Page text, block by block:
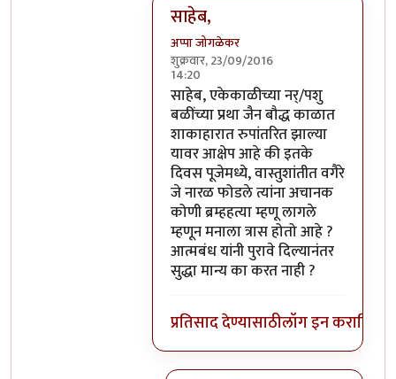
साहेब,
अप्पा जोगळेकर
शुक्रवार, 23/09/2016
14:20
In reply toपरंतु नारळ फोडणे म्हणजे
साहेब, एकेकाळीच्या नर्/पशु
बळींच्या प्रथा जैन बौद्ध काळात
शाकाहारात रुपांतरित झाल्या
यावर आक्षेप आहे की इतके
दिवस पूजेमध्ये, वास्तुशांतीत वगैरे
जे नारळ फोडले त्यांना अचानक
कोणी ब्रम्हहत्या म्हणू लागले
म्हणून मनाला त्रास होतो आहे ?
आत्मबंध यांनी पुरावे दिल्यानंतर
सुद्धा मान्य का करत नाही ?
प्रतिसाद देण्यासाठीलॉग इन कराकिंवा